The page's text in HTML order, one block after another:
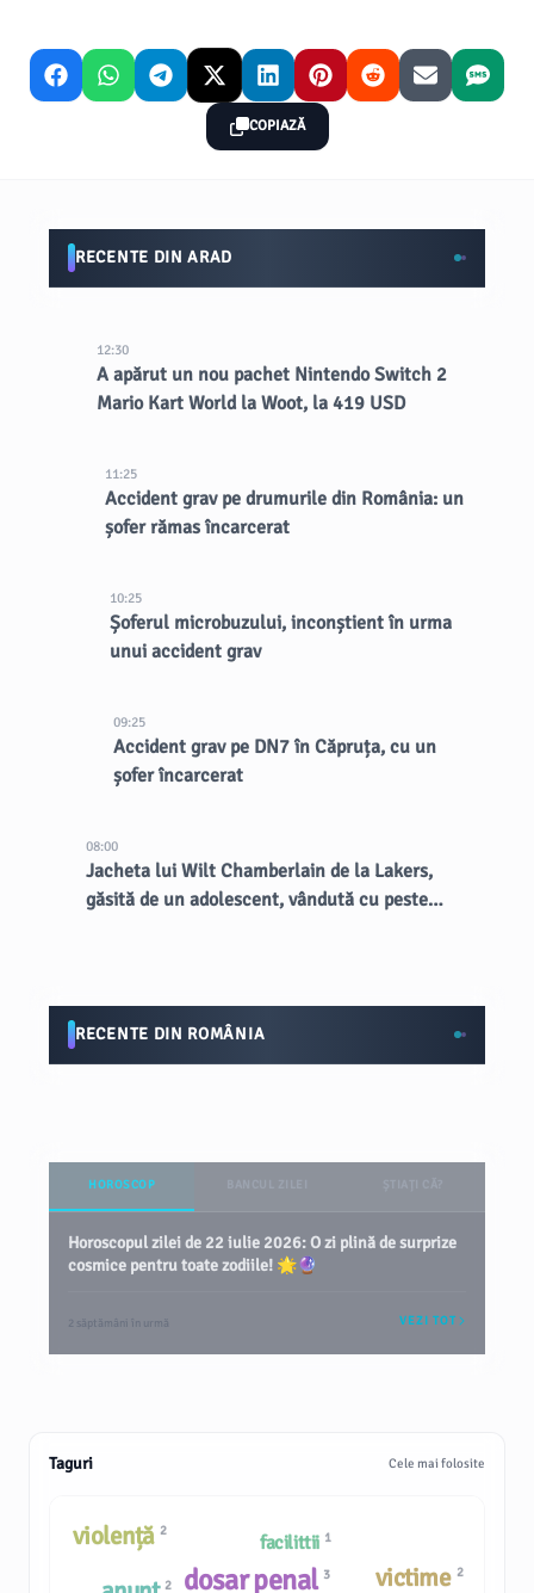
COPIAZĂ
RECENTE DIN ARAD
12:30
A apărut un nou pachet Nintendo Switch 2
Mario Kart World la Woot, la 419 USD
11:25
Accident grav pe drumurile din România: un
șofer rămas încarcerat
10:25
Șoferul microbuzului, inconștient în urma
unui accident grav
09:25
Accident grav pe DN7 în Căpruța, cu un
șofer încarcerat
08:00
Jacheta lui Wilt Chamberlain de la Lakers,
găsită de un adolescent, vândută cu peste
RECENTE DIN ROMÂNIA
HOROSCOP
Horoscopul zilei de 22 iulie 2026: O zi plină de surprize
cosmice pentru toate zodiile! 🌟🔮
2 săptămâni în urmă VEZI TOT
Taguri Cele mai folosite
facilittii 1
2 dosar penal 3 victime 2
violență 2